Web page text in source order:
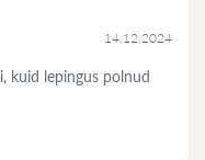
14.12.2024
kuid lepingus polnud